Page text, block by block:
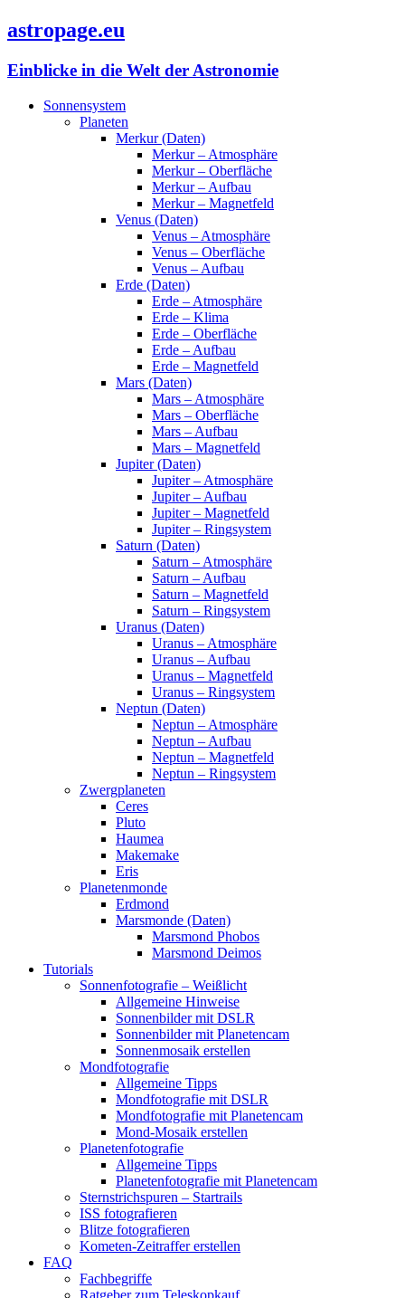
astropage.eu
Einblicke in die Welt der Astronomie
Sonnensystem
Planeten
Merkur (Daten)
Merkur – Atmosphäre
Merkur – Oberfläche
Merkur – Aufbau
Merkur – Magnetfeld
Venus (Daten)
Venus – Atmosphäre
Venus – Oberfläche
Venus – Aufbau
Erde (Daten)
Erde – Atmosphäre
Erde – Klima
Erde – Oberfläche
Erde – Aufbau
Erde – Magnetfeld
Mars (Daten)
Mars – Atmosphäre
Mars – Oberfläche
Mars – Aufbau
Mars – Magnetfeld
Jupiter (Daten)
Jupiter – Atmosphäre
Jupiter – Aufbau
Jupiter – Magnetfeld
Jupiter – Ringsystem
Saturn (Daten)
Saturn – Atmosphäre
Saturn – Aufbau
Saturn – Magnetfeld
Saturn – Ringsystem
Uranus (Daten)
Uranus – Atmosphäre
Uranus – Aufbau
Uranus – Magnetfeld
Uranus – Ringsystem
Neptun (Daten)
Neptun – Atmosphäre
Neptun – Aufbau
Neptun – Magnetfeld
Neptun – Ringsystem
Zwergplaneten
Ceres
Pluto
Haumea
Makemake
Eris
Planetenmonde
Erdmond
Marsmonde (Daten)
Marsmond Phobos
Marsmond Deimos
Tutorials
Sonnenfotografie – Weißlicht
Allgemeine Hinweise
Sonnenbilder mit DSLR
Sonnenbilder mit Planetencam
Sonnenmosaik erstellen
Mondfotografie
Allgemeine Tipps
Mondfotografie mit DSLR
Mondfotografie mit Planetencam
Mond-Mosaik erstellen
Planetenfotografie
Allgemeine Tipps
Planetenfotografie mit Planetencam
Sternstrichspuren – Startrails
ISS fotografieren
Blitze fotografieren
Kometen-Zeitraffer erstellen
FAQ
Fachbegriffe
Ratgeber zum Teleskopkauf